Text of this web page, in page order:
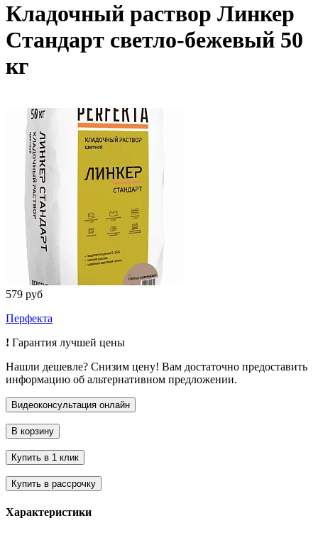
Кладочный раствор Линкер
Стандарт светло-бежевый 50
кг
579 руб
Перфекта
! Гарантия лучшей цены
Нашли дешевле? Снизим цену! Вам достаточно предоставить
информацию об альтернативном предложении.
Характеристики